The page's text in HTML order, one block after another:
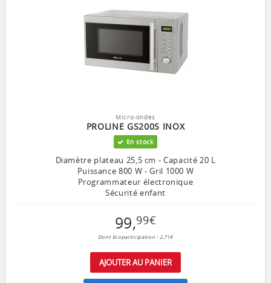
Micro-ondes
PROLINE GS200S INOX
En stock
Diamètre plateau 25,5 cm - Capacité 20 L
Puissance 800 W - Gril 1000 W
Programmateur électronique
Sécurité enfant
99,99€
Dont Ecoparticipation : 2,71€
AJOUTER AU PANIER